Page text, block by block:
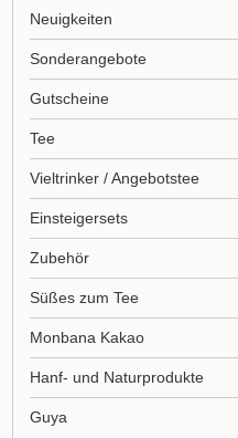
Neuigkeiten
Sonderangebote
Gutscheine
Tee
Vieltrinker / Angebotstee
Einsteigersets
Zubehör
Süßes zum Tee
Monbana Kakao
Hanf- und Naturprodukte
Guya